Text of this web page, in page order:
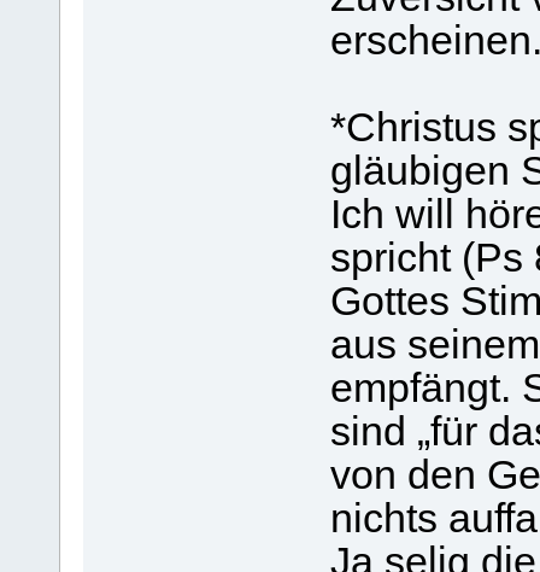
*Christus
gläubigen
Ich will
spricht (Ps
Gottes
aus
empfängt.
sind „für
von den
nichts
Ja selig